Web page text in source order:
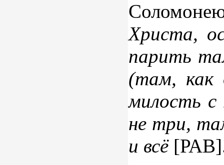
Христа,
парить
(там, как
милость
не три,
и всё